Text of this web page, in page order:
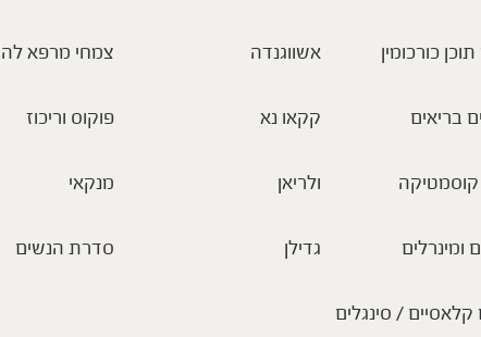
כורכומין
בריאים
קוסמטיקה
ומינרלים
/ סינגלים
אשווגנדה
קקאו נא
ולריאן
גדילן
צמחי מרפא
פוקוס וריכוז
מנקאי
סדרת הנשים